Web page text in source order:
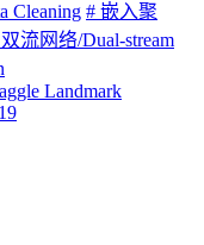
Cleaning # 嵌入聚
流网络/Dual-stream
Landmark